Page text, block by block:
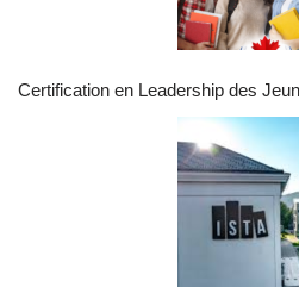
Certification en Leadership des